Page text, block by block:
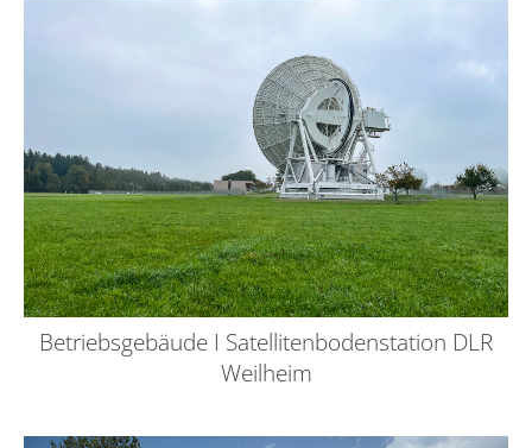
Betriebsgebäude I Satellitenbodenstation DLR
Weilheim